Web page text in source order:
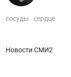
сосуды сердце
Новости СМИ2